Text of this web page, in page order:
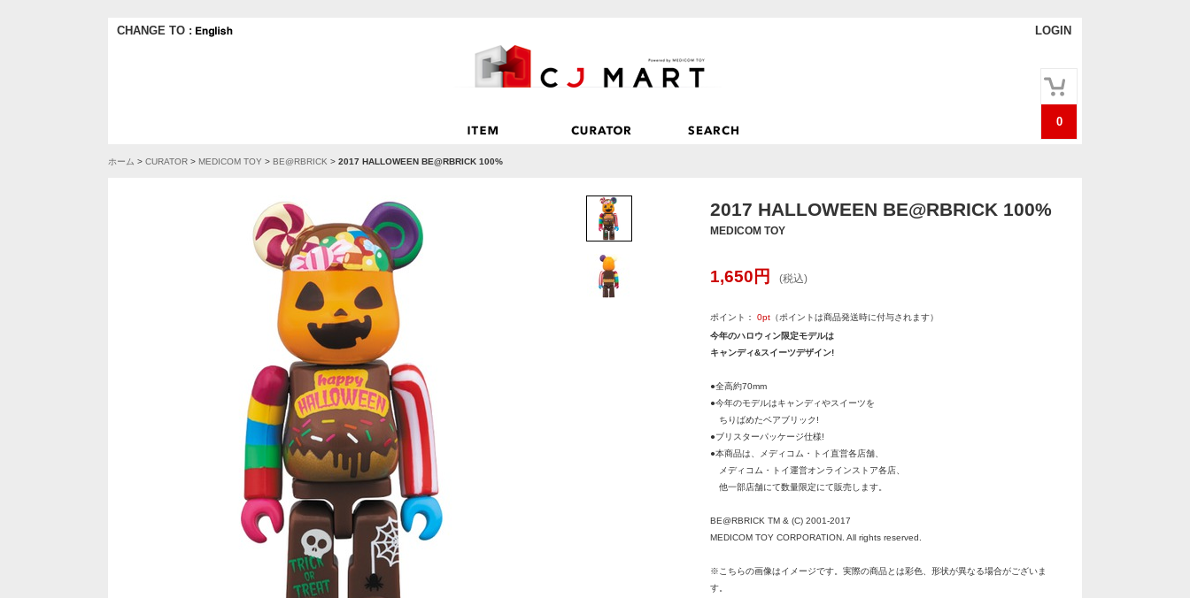
CHANGE TO : LOGIN
0
ホーム > CURATOR > MEDICOM TOY > BE@RBRICK > 2017 HALLOWEEN BE@RBRICK 100%
2017 HALLOWEEN BE@RBRICK 100%
MEDICOM TOY
1,650 円 (税込)
ポイント： 0pt （ポイントは商品発送時に付与されます）
今年のハロウィン限定モデルは
キャンディ&スイーツデザイン!
●全高約70mm
●今年のモデルはキャンディやスイーツを
ちりばめたベアブリック!
●ブリスターパッケージ仕様!
●本商品は、メディコム・トイ直営各店舗、
メディコム・トイ運営オンラインストア各店、
他一部店舗にて数量限定にて販売します。
BE@RBRICK TM & (C) 2001-2017
MEDICOM TOY CORPORATION. All rights reserved.
※こちらの画像はイメージです。実際の商品とは彩色、形状が異なる場合がございま
す。